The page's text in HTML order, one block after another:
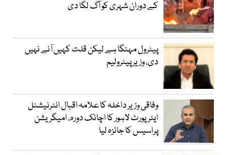
کے دوران شہری کو آگ لگا دی
پیٹرول مہنگا ہے لیکن قلت کہیں آنے نہیں
دی، وزیر پیٹرولیم
وفاقی وزیر داخلہ کا علامہ اقبال انٹرنیشنل
ایئرپورٹ لاہور کا اچانک دورہ، امیگریشن
پراسیس کا جائزہ لیا